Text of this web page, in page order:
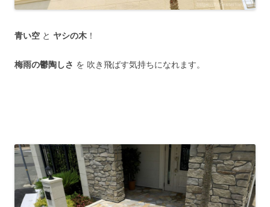
青い空 と ヤシの木 ！
梅雨の鬱陶しさ を 吹き飛ばす気持ちになれます。